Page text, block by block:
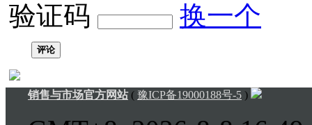
验证码 换一个
评论
销售与市场官方网站( 豫ICP备19000188号-5 )